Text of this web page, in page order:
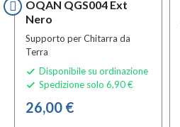
OQAN QGS004 Ext
Nero
Supporto per Chitarra da
Terra
 Disponibile su ordinazione
 Spedizione solo 6,90 €
26,00 €